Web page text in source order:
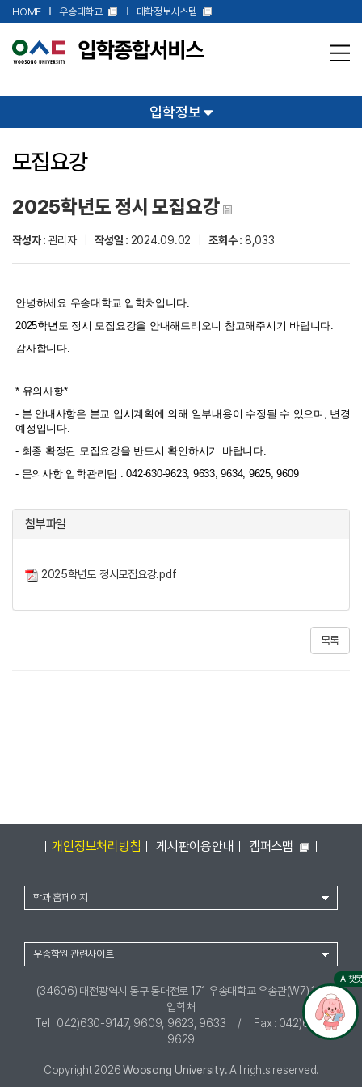
본문 바로가기
HOME 우송대학교 대학정보시스템
입학정보
모집요강
2025학년도 정시 모집요강
작성자 : 관리자 작성일 : 2024.09.02 조회수 : 8,033
안녕하세요 우송대학교 입학처입니다.
2025학년도 정시 모집요강을 안내해드리오니 참고해주시기 바랍니다.
감사합니다.
* 유의사항*
- 본 안내사항은 본교 입시계획에 의해 일부내용이 수정될 수 있으며, 변경
예정입니다.
- 최종 확정된 모집요강을 반드시 확인하시기 바랍니다.
- 문의사항 입학관리팀 : 042-630-9623, 9633, 9634, 9625, 9609
첨부파일
2025학년도 정시모집요강.pdf
목록
개인정보처리방침 게시판이용안내 캠퍼스맵
학과 홈페이지
우송학원 관련사이트
(34606) 대전광역시 동구 동대전로 171 우송대학교 우송관(W7) 1층
입학처
Tel : 042)630-9147, 9609, 9623, 9633
/
Fax : 042)630-
9629
Copyright 2026Woosong University.All rights reserved.
AI챗